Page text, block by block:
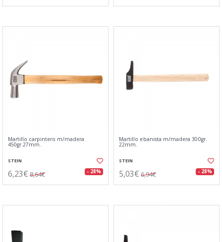
Martillo carpintero m/madera
450gr.27mm.
STEIN
6,23€ 8,64€ - 28%
Martillo ebanista m/madera 300gr.
22mm.
STEIN
5,03€ 6,94€ - 28%